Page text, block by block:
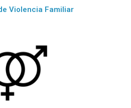
Violencia Familiar